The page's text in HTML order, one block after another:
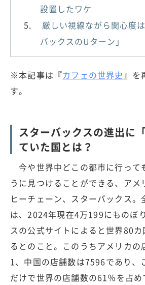
設置したワケ
厳しい視線ながら関心度
バックスのUターン」
※本記事は『カフェの世界史』を
す。
スターバックスの進出に
ていた国とは？
今や世界中どこの都市に行って
うに見つけることができる、アメ
ヒーチェーン、スターバックス。
は、2024年現在4万199にものぼ
スの公式サイトによると世界80
るとのこと。このうちアメリカ
1、中国の店舗数は7596であり、
だけで世界の店舗数の61％を占め